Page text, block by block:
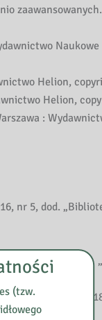
Naukowe
Helion,
Helion,
:
nr 5, dod.
2016, nr 5, dod.
Szkole. –
(tzw.